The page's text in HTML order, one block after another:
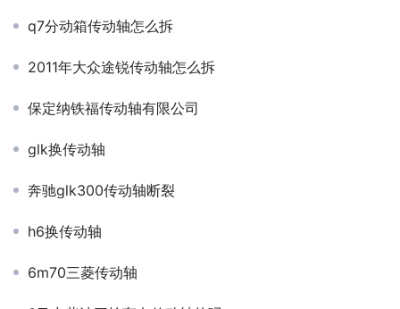
q7分动箱传动轴怎么拆
2011年大众途锐传动轴怎么拆
保定纳铁福传动轴有限公司
glk换传动轴
奔驰glk300传动轴断裂
h6换传动轴
6m70三菱传动轴